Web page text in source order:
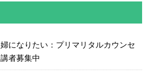
になりたい：プリマリタルカウンセ
者募集中